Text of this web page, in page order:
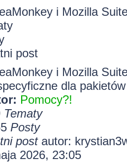
i Mozilla
post
i Mozilla
dla
Pomocy?!
Tematy
Posty
postautor:
2026, 23:05